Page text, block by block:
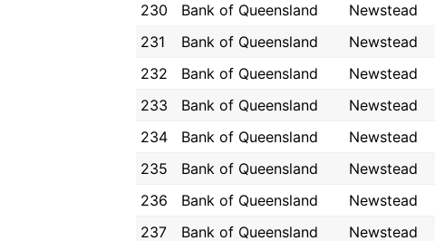
230
Bank of Queensland Newstead
231
Bank of Queensland Newstead
232
Bank of Queensland Newstead
233
Bank of Queensland Newstead
234
Bank of Queensland Newstead
235
Bank of Queensland Newstead
236
Bank of Queensland Newstead
237
Bank of Queensland Newstead